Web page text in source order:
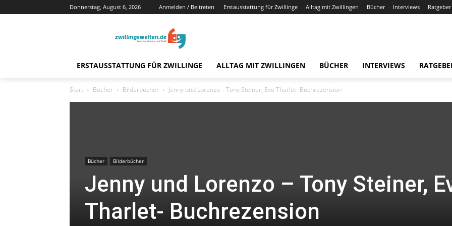
Donnerstag, August 6, 2026 Anmelden / Beitreten Erstausstattung für Zwillinge Alltag mit Zwillingen Bücher Interviews Ratgeber
ERSTAUSSTATTUNG FÜR ZWILLINGE ALLTAG MIT ZWILLINGEN BÜCHER INTERVIEWS
Start Bücher Bilderbücher Jenny und Lorenzo – Tony Steiner, Eve Tharlet- Buchrezension
Bücher Bilderbücher
Jenny und Lorenzo – Tony Steiner,
Tharlet- Buchrezension